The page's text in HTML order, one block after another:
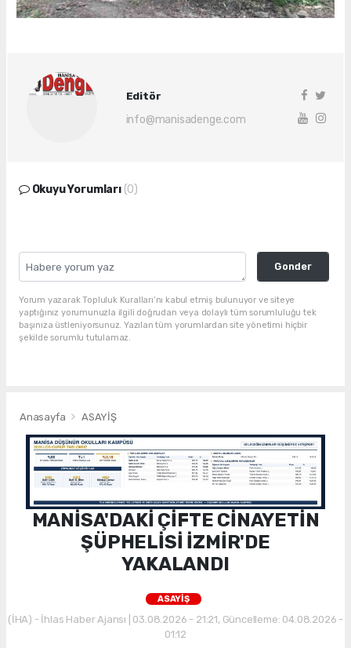
Editör
info@manisadenge.com
Okuyu Yorumları (0)
Gonder
Yorum yazarak Topluluk Kuralları’nı kabul etmiş bulunuyor ve siteye
yaptığınız yorumunuzla ilgili doğrudan veya dolaylı tüm sorumluluğu tek
başınıza üstleniyorsunuz. Yazılan tüm yorumlardan site yönetimi hiçbir
şekilde sorumlu tutulamaz.
Anasayfa ASAYİŞ
MANİSA'DAKİ ÇİFTE CİNAYETİN
ŞÜPHELİSİ İZMİR'DE
YAKALANDI
ASAYİŞ
(İHA) - İhlas Haber Ajansı | 03.08.2026 - 21:21, Güncelleme: 04.08.2026 -
01:12